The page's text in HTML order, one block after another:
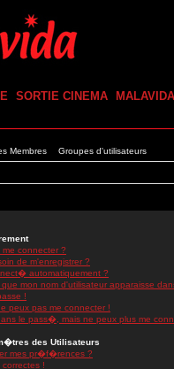
SORTIE CINEMA MALAVIDA
Membres Groupes d'utilisateurs
connecter ?
de m'enregistrer ?
automatiquement ?
mon nom d'utilisateur apparaisse
!
peux pas me connecter !
le pass�, mais ne peux plus me
des Utilisateurs
mes pr�f�rences ?
!